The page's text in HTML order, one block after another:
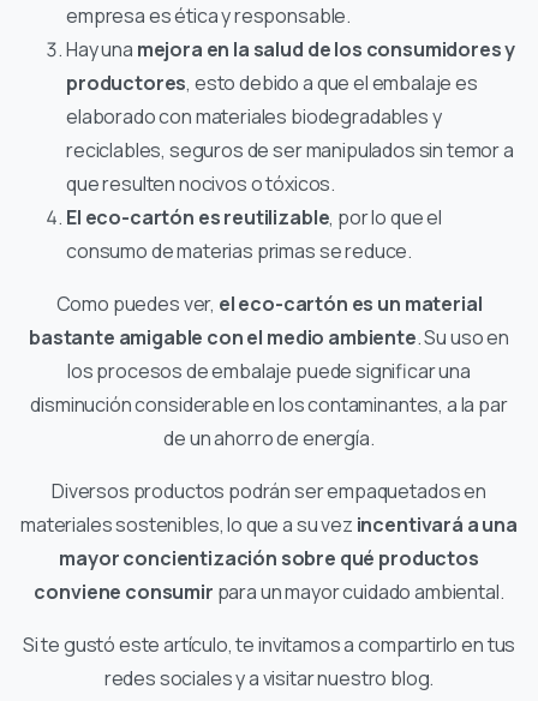
empresa es ética y responsable.
Hay una mejora en la salud de los consumidores y
productores, esto debido a que el embalaje es
elaborado con materiales biodegradables y
reciclables, seguros de ser manipulados sin temor a
que resulten nocivos o tóxicos.
El eco-cartón es reutilizable, por lo que el
consumo de materias primas se reduce.
Como puedes ver, el eco-cartón es un material
bastante amigable con el medio ambiente. Su uso en
los procesos de embalaje puede significar una
disminución considerable en los contaminantes, a la par
de un ahorro de energía.
Diversos productos podrán ser empaquetados en
materiales sostenibles, lo que a su vez incentivará a una
mayor concientización sobre qué productos
conviene consumir para un mayor cuidado ambiental.
Si te gustó este artículo, te invitamos a compartirlo en tus
redes sociales y a visitar nuestro blog.